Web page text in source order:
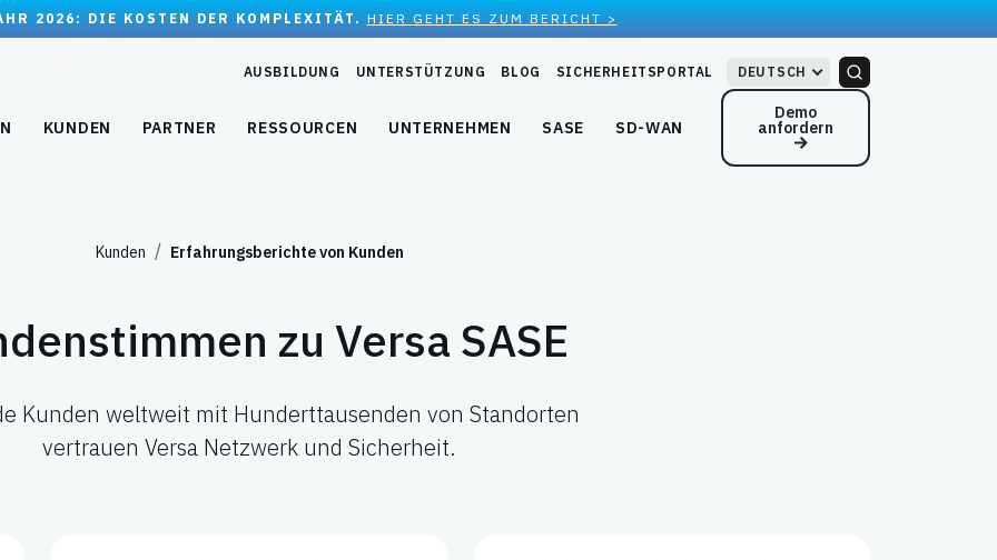
2026: DIE KOSTEN DER KOMPLEXITÄT. HIER GEHT ES ZUM BERICHT >
AUSBILDUNG UNTERSTÜTZUNG BLOG SICHERHEITSPORTAL DEUTSCH
KUNDEN PARTNER RESSOURCEN UNTERNEHMEN SASE SD-WAN
Demo
anfordern
Kunden Erfahrungsberichte von Kunden
zu Versa SASE
Kunden weltweit mit Hunderttausenden von Standorten
vertrauen Versa Netzwerk und Sicherheit.